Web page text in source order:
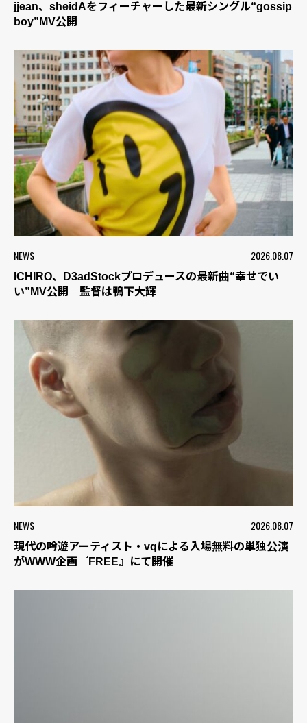
jjean、sheidAをフィーチャーした最新シングル“gossip
boy”MV公開
NEWS 2026.08.07
ICHIRO、D3adStockプロデュースの最新曲“幸せでい
い”MV公開 監督は鴨下大輝
NEWS 2026.08.07
現代の吟遊アーティスト・vqによる入場無料の単独公演
がWWW企画『FREE』にて開催